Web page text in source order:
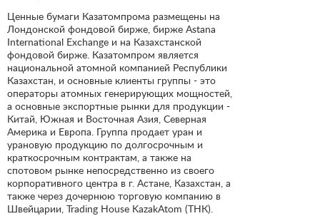
Ценные бумаги Казатомпрома размещены на
Лондонской фондовой бирже, бирже Astana
International Exchange и на Казахстанской
фондовой бирже. Казатомпром является
национальной атомной компанией Республики
Казахстан, и основные клиенты группы - это
операторы атомных генерирующих мощностей,
а основные экспортные рынки для продукции -
Китай, Южная и Восточная Азия, Северная
Америка и Европа. Группа продает уран и
урановую продукцию по долгосрочным и
краткосрочным контрактам, а также на
спотовом рынке непосредственно из своего
корпоративного центра в г. Астане, Казахстан, а
также через дочернюю торговую компанию в
Швейцарии, Trading House KazakAtom (ТНК).